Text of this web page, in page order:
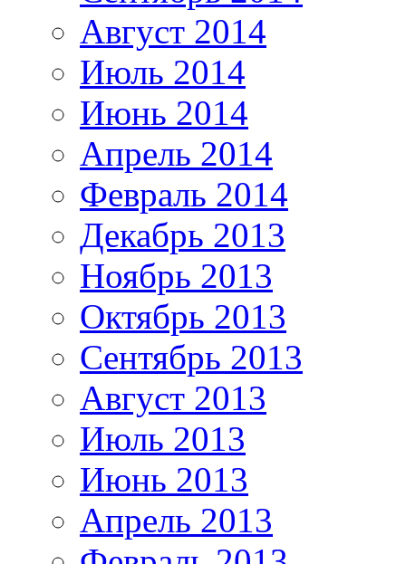
Август 2014
Июль 2014
Июнь 2014
Апрель 2014
Февраль 2014
Декабрь 2013
Ноябрь 2013
Октябрь 2013
Сентябрь 2013
Август 2013
Июль 2013
Июнь 2013
Апрель 2013